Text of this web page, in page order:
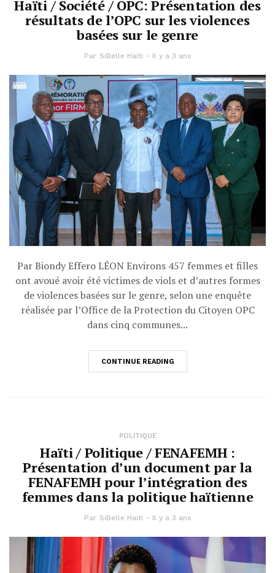
Haïti / Société / OPC: Présentation des
résultats de l’OPC sur les violences
basées sur le genre
Par SiBelle Haiti Il y a 3 ans
Par Biondy Effero LÉON Environs 457 femmes et filles
ont avoué avoir été victimes de viols et d’autres formes
de violences basées sur le genre, selon une enquête
réalisée par l’Office de la Protection du Citoyen OPC
dans cinq communes...
CONTINUE READING
POLITIQUE
Haïti / Politique / FENAFEMH :
Présentation d’un document par la
FENAFEMH pour l’intégration des
femmes dans la politique haïtienne
Par SiBelle Haiti Il y a 3 ans